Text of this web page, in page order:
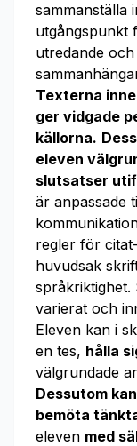
sammanställa
utgångspunkt
utredande
Texterna
ger vidgade
källorna.
eleven
slutsatser
är anpassade
regler för
huvudsak
språkriktighet.
varierat och
Eleven kan i
en tes, hålla
välgrundade
Dessutom
bemöta
eleven med